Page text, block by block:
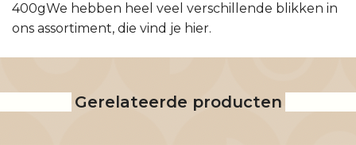
400gWe hebben heel veel verschillende blikken in
ons assortiment, die vind je hier.
Gerelateerde producten